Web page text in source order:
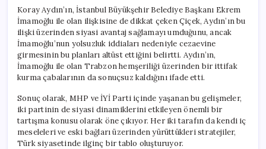
Koray Aydın’ın, İstanbul Büyükşehir Belediye Başkanı Ekrem
İmamoğlu ile olan ilişkisine de dikkat çeken Çiçek, Aydın’ın bu
ilişki üzerinden siyasi avantaj sağlamayı umduğunu, ancak
İmamoğlu’nun yolsuzluk iddiaları nedeniyle cezaevine
girmesinin bu planları altüst ettiğini belirtti. Aydın’ın,
İmamoğlu ile olan Trabzon hemşeriliği üzerinden bir ittifak
kurma çabalarının da sonuçsuz kaldığını ifade etti.
Sonuç olarak, MHP ve İYİ Parti içinde yaşanan bu gelişmeler,
iki partinin de siyasi dinamiklerini etkileyen önemli bir
tartışma konusu olarak öne çıkıyor. Her iki tarafın da kendi iç
meseleleri ve eski bağları üzerinden yürüttükleri stratejiler,
Türk siyasetinde ilginç bir tablo oluşturuyor.